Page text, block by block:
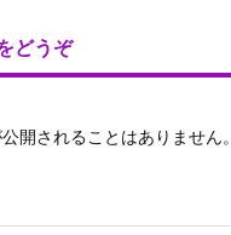
どうぞ
開されることはありません。